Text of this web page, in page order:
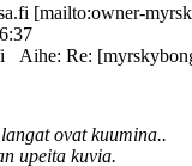
[mailto:owner-
Aihe: Re:
ovat kuumina..
upeita kuvia.